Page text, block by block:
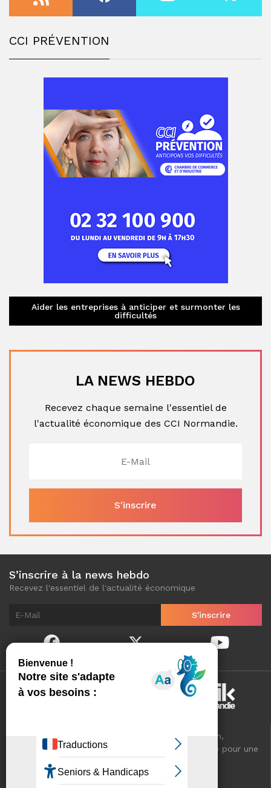
CCI PRÉVENTION
Aider les entreprises à anticiper et surmonter les
difficultés
LA NEWS HEBDO
Recevez chaque semaine l'essentiel de
l'actualité économique des CCI Normandie.
S’inscrire à la news hebdo
Recevez l'essentiel de l'actualité économique
Normandinamik sélectionne pour vous, au quotidien,
l'essentiel de l'actualité économique de Normandie pour une